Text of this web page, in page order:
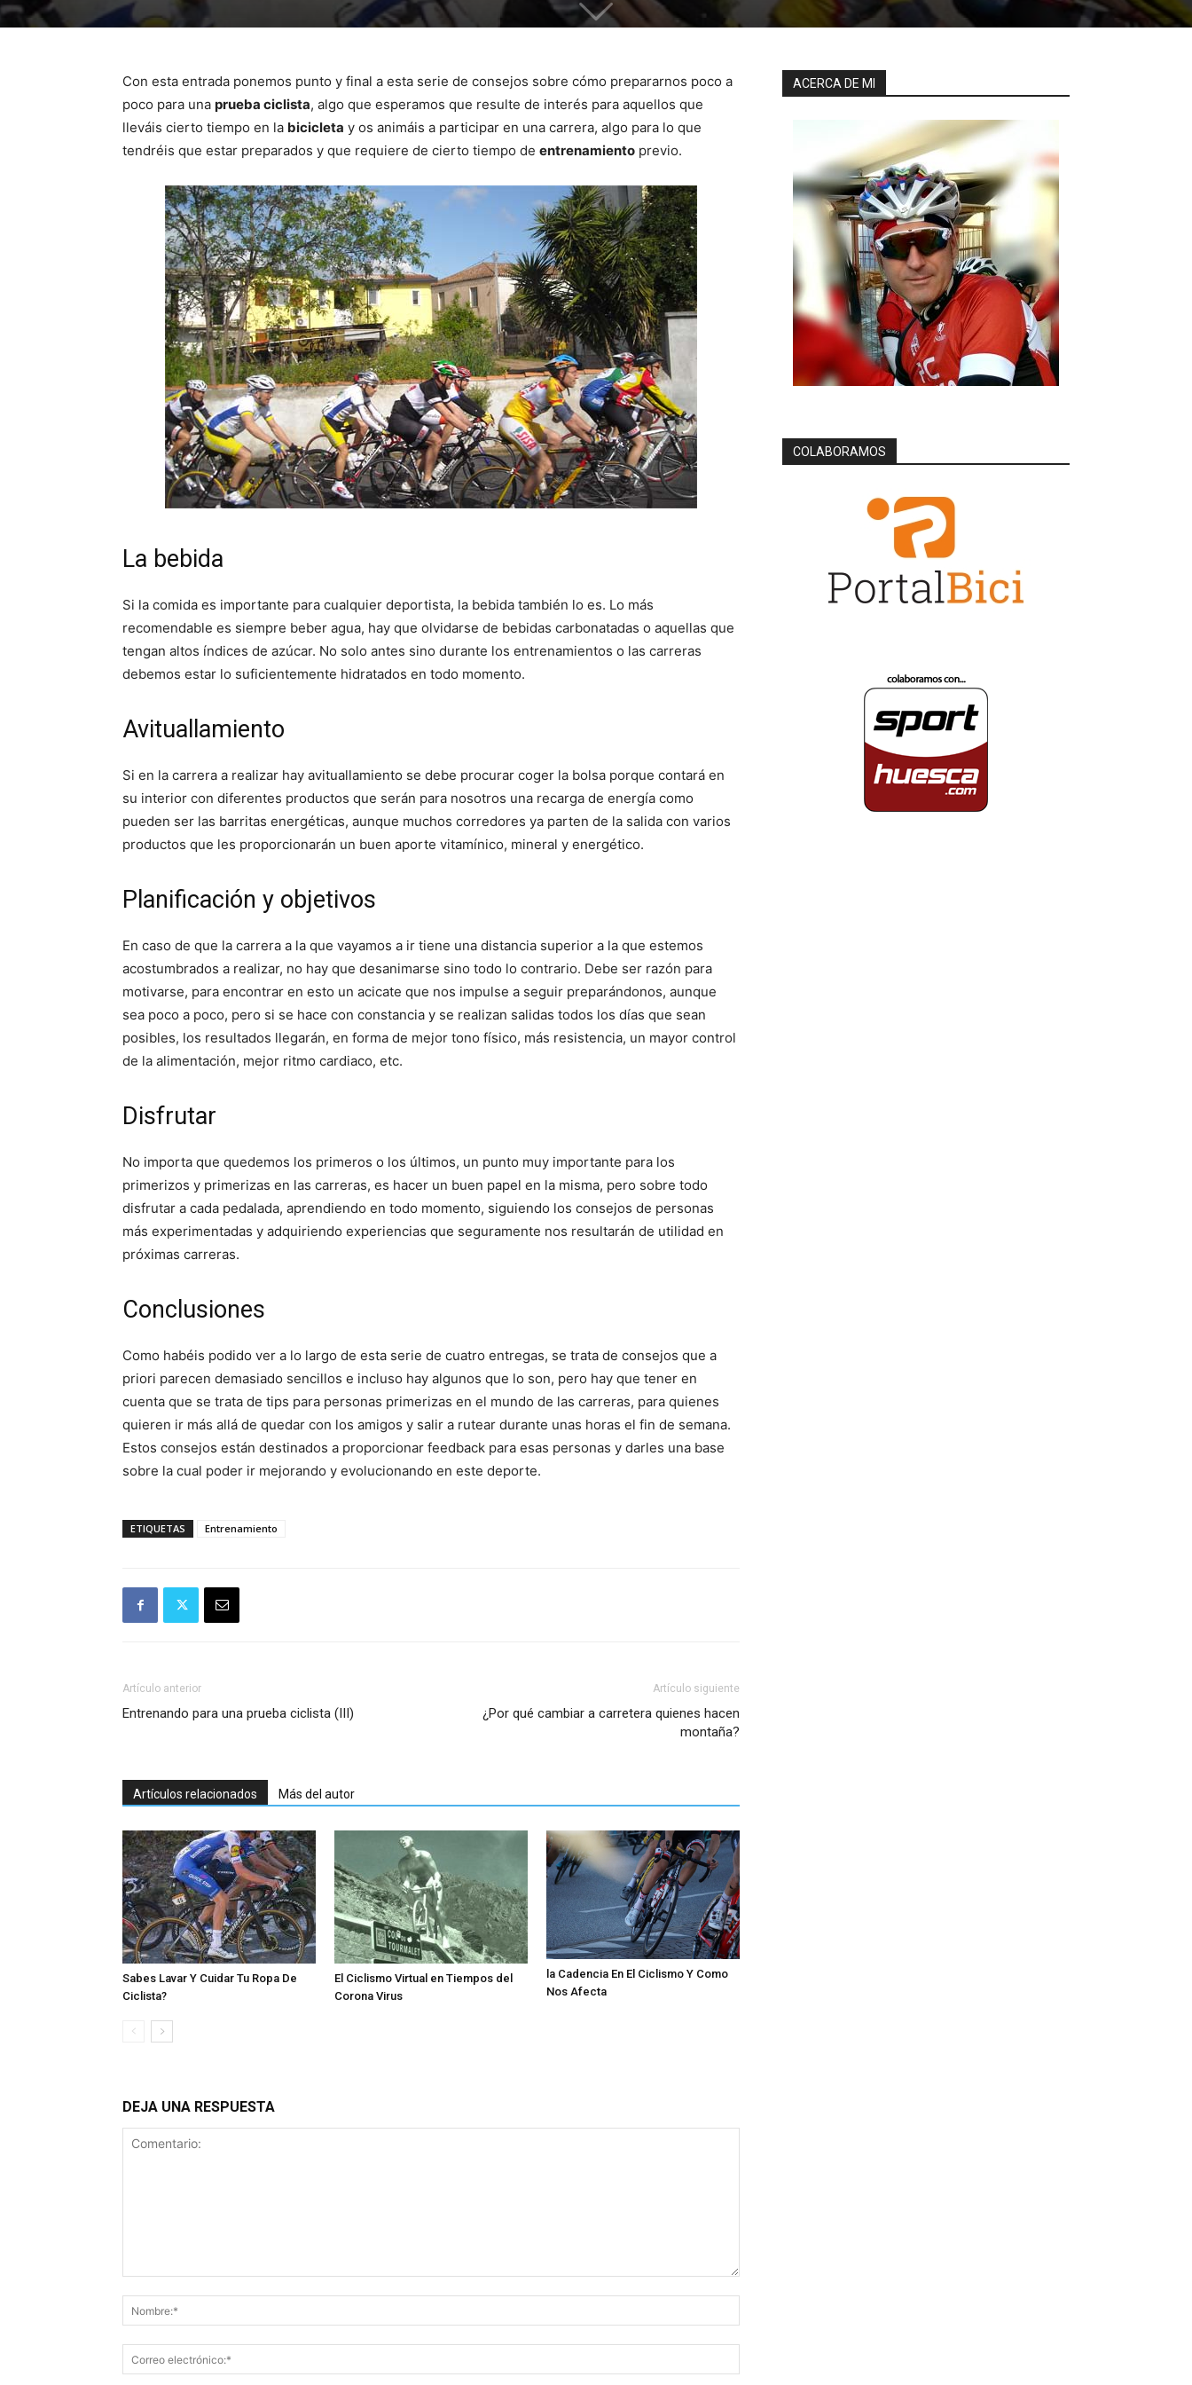
Con esta entrada ponemos punto y final a esta serie de consejos sobre cómo prepararnos poco a
poco para una prueba ciclista, algo que esperamos que resulte de interés para aquellos que
lleváis cierto tiempo en la bicicleta y os animáis a participar en una carrera, algo para lo que
tendréis que estar preparados y que requiere de cierto tiempo de entrenamiento previo.
La bebida
Si la comida es importante para cualquier deportista, la bebida también lo es. Lo más
recomendable es siempre beber agua, hay que olvidarse de bebidas carbonatadas o aquellas que
tengan altos índices de azúcar. No solo antes sino durante los entrenamientos o las carreras
debemos estar lo suficientemente hidratados en todo momento.
Avituallamiento
Si en la carrera a realizar hay avituallamiento se debe procurar coger la bolsa porque contará en
su interior con diferentes productos que serán para nosotros una recarga de energía como
pueden ser las barritas energéticas, aunque muchos corredores ya parten de la salida con varios
productos que les proporcionarán un buen aporte vitamínico, mineral y energético.
Planificación y objetivos
En caso de que la carrera a la que vayamos a ir tiene una distancia superior a la que estemos
acostumbrados a realizar, no hay que desanimarse sino todo lo contrario. Debe ser razón para
motivarse, para encontrar en esto un acicate que nos impulse a seguir preparándonos, aunque
sea poco a poco, pero si se hace con constancia y se realizan salidas todos los días que sean
posibles, los resultados llegarán, en forma de mejor tono físico, más resistencia, un mayor control
de la alimentación, mejor ritmo cardiaco, etc.
Disfrutar
No importa que quedemos los primeros o los últimos, un punto muy importante para los
primerizos y primerizas en las carreras, es hacer un buen papel en la misma, pero sobre todo
disfrutar a cada pedalada, aprendiendo en todo momento, siguiendo los consejos de personas
más experimentadas y adquiriendo experiencias que seguramente nos resultarán de utilidad en
próximas carreras.
Conclusiones
Como habéis podido ver a lo largo de esta serie de cuatro entregas, se trata de consejos que a
priori parecen demasiado sencillos e incluso hay algunos que lo son, pero hay que tener en
cuenta que se trata de tips para personas primerizas en el mundo de las carreras, para quienes
quieren ir más allá de quedar con los amigos y salir a rutear durante unas horas el fin de semana.
Estos consejos están destinados a proporcionar feedback para esas personas y darles una base
sobre la cual poder ir mejorando y evolucionando en este deporte.
ETIQUETAS Entrenamiento
Artículo anterior
Entrenando para una prueba ciclista (III)
Artículo siguiente
¿Por qué cambiar a carretera quienes hacen
montaña?
Artículos relacionados Más del autor
Sabes Lavar Y Cuidar Tu Ropa De
Ciclista?
El Ciclismo Virtual en Tiempos del
Corona Virus
la Cadencia En El Ciclismo Y Como
Nos Afecta
DEJA UNA RESPUESTA
ACERCA DE MI
COLABORAMOS